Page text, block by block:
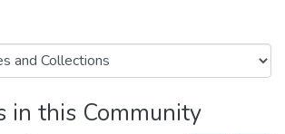
in this Community